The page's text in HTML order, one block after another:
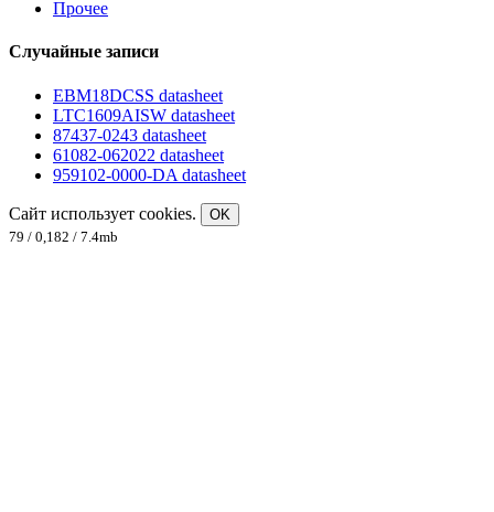
Прочее
Случайные записи
EBM18DCSS datasheet
LTC1609AISW datasheet
87437-0243 datasheet
61082-062022 datasheet
959102-0000-DA datasheet
Сайт использует cookies.
OK
79 / 0,182 / 7.4mb